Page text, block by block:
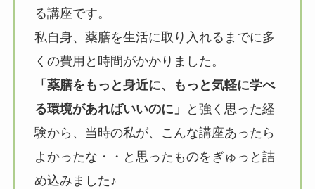
る講座です。
私自身、薬膳を生活に取り入れるまでに多
くの費用と時間がかかりました。
「薬膳をもっと身近に、もっと気軽に学べ
る環境があればいいのに」
と強く思った経
験から、当時の私が、こんな講座あったら
よかったな・・と思ったものをぎゅっと詰
め込みました♪